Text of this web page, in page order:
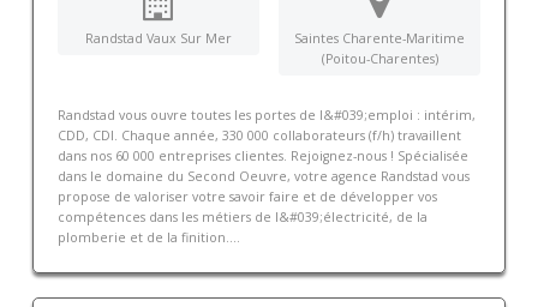
Randstad Vaux Sur Mer
Saintes Charente-Maritime
(Poitou-Charentes)
Randstad vous ouvre toutes les portes de l&#039;emploi : intérim,
CDD, CDI. Chaque année, 330 000 collaborateurs (f/h) travaillent
dans nos 60 000 entreprises clientes. Rejoignez-nous ! Spécialisée
dans le domaine du Second Oeuvre, votre agence Randstad vous
propose de valoriser votre savoir faire et de développer vos
compétences dans les métiers de l&#039;électricité, de la
plomberie et de la finition....